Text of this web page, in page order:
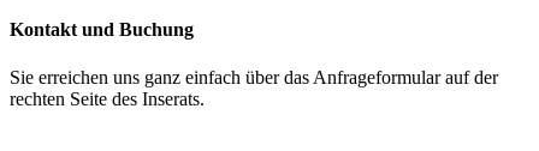
Kontakt und Buchung
Sie erreichen uns ganz einfach über das Anfrageformular auf der
rechten Seite des Inserats.